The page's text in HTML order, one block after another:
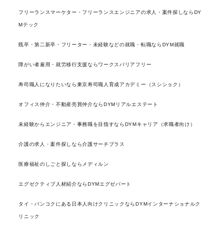
フリーランスマーケター・フリーランスエンジニアの求人・案件探しならDY
Mテック
既卒・第二新卒・フリーター・未経験などの就職・転職ならDYM就職
障がい者雇用・就労移行支援ならワークスバリアフリー
寿司職人になりたいなら東京寿司職人育成アカデミー（スシショク）
オフィス仲介・不動産売買仲介ならDYMリアルエステート
未経験からエンジニア・事務職を目指すならDYMキャリア（求職者向け）
介護の求人・案件探しなら介護サーチプラス
医療福祉のしごと探しならメディルン
エグゼクティブ人材紹介ならDYMエグゼパート
タイ・バンコクにある日本人向けクリニックならDYMインターナショナルク
リニック